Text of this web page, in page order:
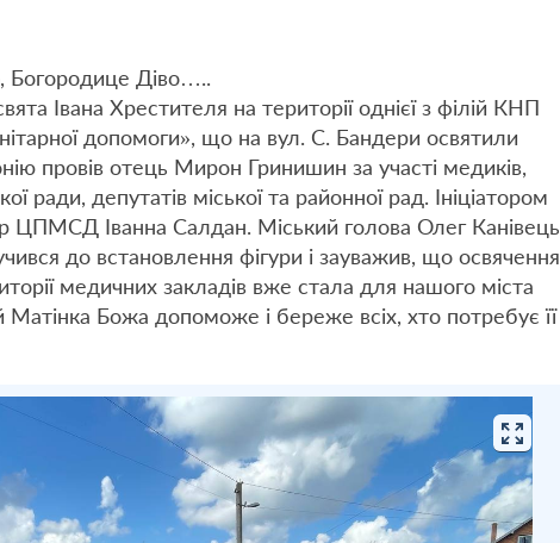
Богородице Діво…..
Івана Хрестителя на території однієї з філій КНП
допомоги», що на вул. С. Бандери освятили
провів отець Мирон Гринишин за участі медиків,
ради, депутатів міської та районної рад. Ініціатором
ЦПМСД Іванна Салдан. Міський голова Олег Канівець
до встановлення фігури і зауважив, що освячення
медичних закладів вже стала для нашого міста
Божа допоможе і береже всіх, хто потребує її